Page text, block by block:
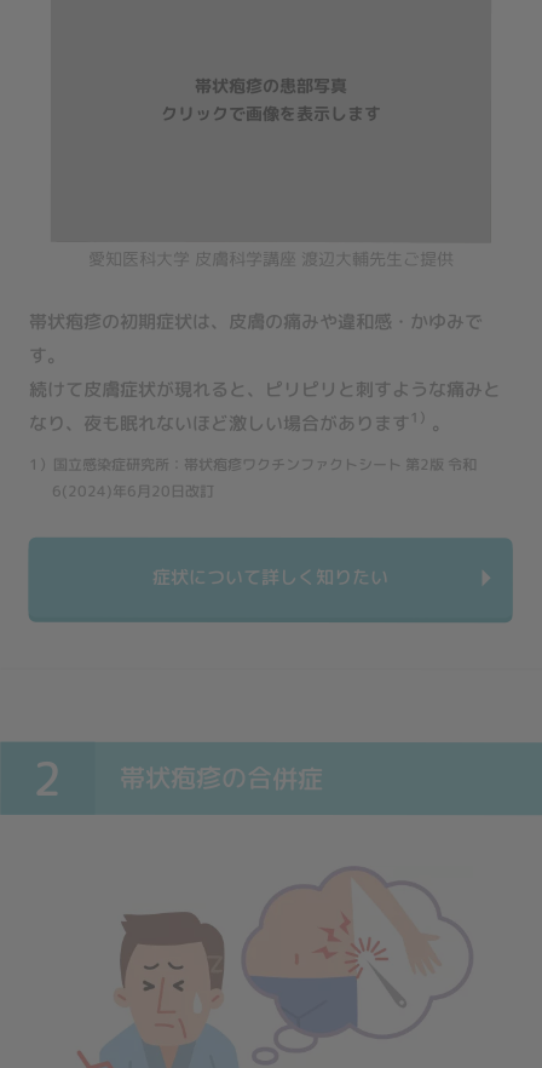
愛知医科大学 皮膚科学講座 渡辺大輔先生ご提供
帯状疱疹の初期症状は、皮膚の痛みや違和感・かゆみで
す。
続けて皮膚症状が現れると、ピリピリと刺すような痛みと
なり、夜も眠れないほど激しい場合があります 1） 。
1）国立感染症研究所：帯状疱疹ワクチンファクトシート 第2版 令和
6(2024)年6月20日改訂
症状について詳しく知りたい
2 帯状疱疹の合併症